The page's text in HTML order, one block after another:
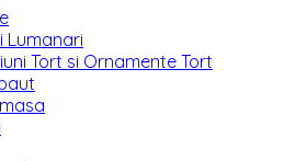
Lumanari
Tort si Ornamente Tort